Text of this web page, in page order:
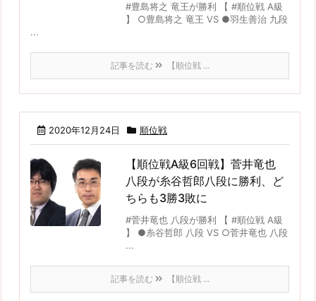
#豊島将之 竜王が勝利 【 #順位戦 A級
】 ○豊島将之 竜王 VS ●羽生善治 九段
...
記事を読む 【順位戦 ...
2020年12月24日 順位戦
【順位戦A級6回戦】菅井竜也
八段が糸谷哲郎八段に勝利、ど
ちらも3勝3敗に
#菅井竜也 八段が勝利 【 #順位戦 A級
】 ●糸谷哲郎 八段 VS ○菅井竜也 八段
...
記事を読む 【順位戦 ...